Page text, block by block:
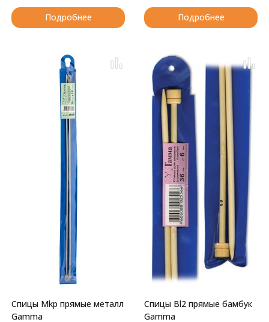
Подробнее Подробнее
Спицы Mkp прямые металл
Gamma
Спицы Bl2 прямые бамбук
Gamma